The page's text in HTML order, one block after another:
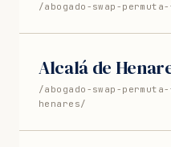
/abogado-swap-
Alcalá de
/abogado-swap-
henares/